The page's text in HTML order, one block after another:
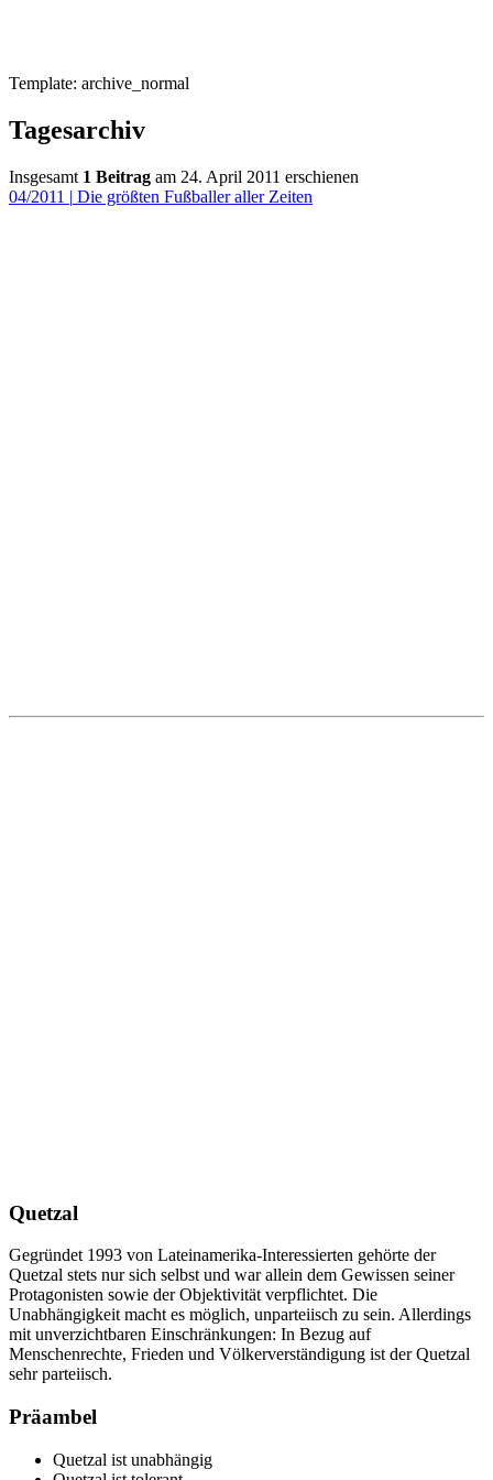
Template: archive_normal
Tagesarchiv
Insgesamt 1 Beitrag am 24. April 2011 erschienen
04/2011 | Die größten Fußballer aller Zeiten
Quetzal
Gegründet 1993 von Lateinamerika-Interessierten gehörte der
Quetzal stets nur sich selbst und war allein dem Gewissen seiner
Protagonisten sowie der Objektivität verpflichtet. Die
Unabhängigkeit macht es möglich, unparteiisch zu sein. Allerdings
mit unverzichtbaren Einschränkungen: In Bezug auf
Menschenrechte, Frieden und Völkerverständigung ist der Quetzal
sehr parteiisch.
Präambel
Quetzal ist unabhängig